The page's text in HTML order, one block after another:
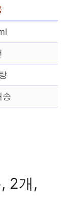
송
2개,